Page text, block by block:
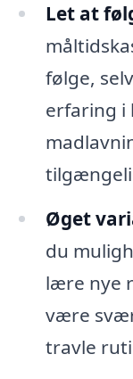
Let at
følge,
erfaring i
Øget
du
lære nye
være
travle